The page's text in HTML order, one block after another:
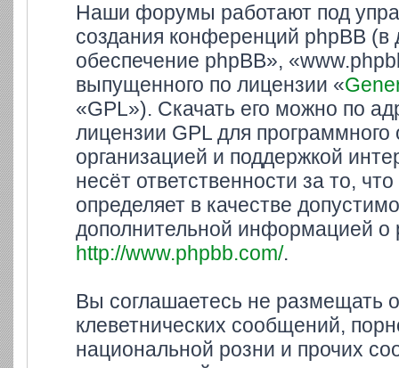
Наши форумы работают под
создания конференций phpBB
обеспечение phpBB»,
выпущенного по лицензии «
«GPL»). Скачать его можно по
лицензии GPL для
организацией и поддержкой
несёт ответственности за то,
определяет в качестве
дополнительной информацией о
http://www.phpbb.com/.
Вы соглашаетесь не размещать
клеветнических сообщений,
национальной розни и прочих